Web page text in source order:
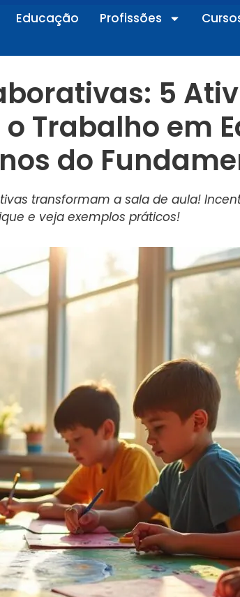
Educação Profissões
5
Trabalho em
do
transformam a sala de aula!
e veja exemplos práticos!